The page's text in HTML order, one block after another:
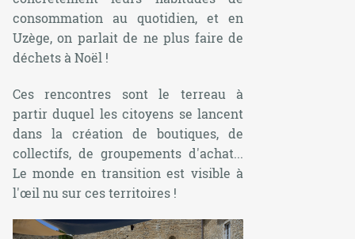
consommation au quotidien, et en
Uzège, on parlait de ne plus faire de
déchets à Noël !
Ces rencontres sont le terreau à
partir duquel les citoyens se lancent
dans la création de boutiques, de
collectifs, de groupements d'achat...
Le monde en transition est visible à
l'œil nu sur ces territoires !